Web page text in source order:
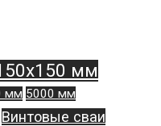
мм
мм 5000 мм
Винтовые сваи